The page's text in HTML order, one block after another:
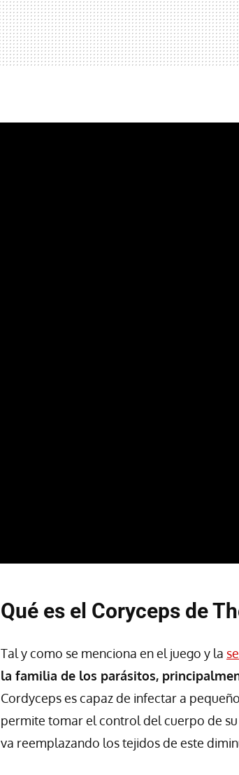
Qué es el Coryceps de
Tal y como se menciona en el juego y la
la familia de los parásitos,
Cordyceps es capaz de infectar a
permite tomar el control del cuerpo de
va reemplazando los tejidos de este